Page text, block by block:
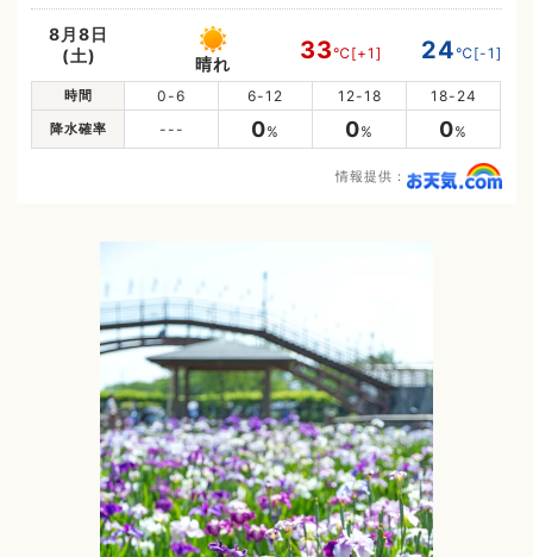
8月8日
(土)
晴れ 33℃[+1] 24℃[-1]
時間 0-6 6-12 12-18 18-24
降水確率 --- 0% 0% 0%
情報提供：